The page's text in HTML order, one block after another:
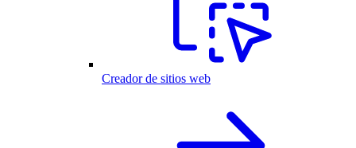
Creador de sitios web